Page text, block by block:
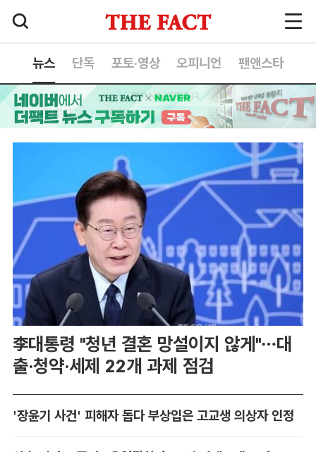
뉴스 단독 포토·영상 오피니언 팬앤스타
李대통령 "청년 결혼 망설이지 않게"…대
출·청약·세제 22개 과제 점검
'장윤기 사건' 피해자 돕다 부상입은 고교생 의상자 인정